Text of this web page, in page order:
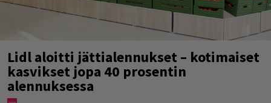
Lidl aloitti jättialennukset – kotimaiset
kasvikset jopa 40 prosentin
alennuksessa